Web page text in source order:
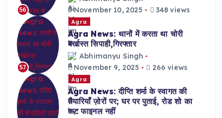
56
November 10, 2025
348 views
57
Agra
Agra News: थानों में करता था चोरी
बर्खास्त सिपाही,गिरफ्तार
Abhimanyu Singh
November 9, 2025
266 views
Agra
Agra News: दीप्ति शर्मा के स्वागत की
तैयारियाँ ज़ोरों पर; घर पर पुताई, रोड शो का
रूट फाइनल नहीं